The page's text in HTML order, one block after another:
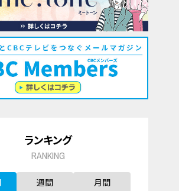
ランキング
RANKING
週間 月間